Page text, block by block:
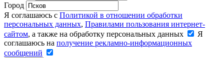
Город
Я соглашаюсь с Политикой в отношении обработки
персональных данных, Правилами пользования интернет-
сайтом, а также на обработку персональных данных
Я
соглашаюсь на получение рекламно-информационных
сообщений